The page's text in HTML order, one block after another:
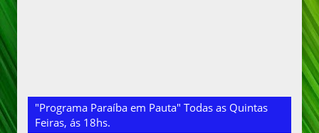
"Programa Paraíba em Pauta" Todas as Quintas
Feiras, ás 18hs.